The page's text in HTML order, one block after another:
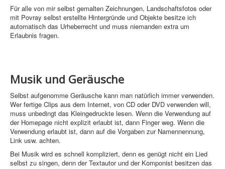
CMS
Grafik
Home
PovRay
PHP
Webdesign
Für alle von mir selbst gemalten Zeichnungen, Landschaftsfotos oder
mit Povray selbst erstellte Hintergründe und Objekte besitze ich
automatisch das Urheberrecht und muss niemanden extra um
Erlaubnis fragen.
Musik und Geräusche
Selbst aufgenomme Geräusche kann man natürlich immer verwenden.
Wer fertige Clips aus dem Internet, von CD oder DVD verwenden will,
muss unbedingt das Kleingedruckte lesen. Wenn die Verwendung auf
der Homepage nicht explizit erlaubt ist, dann Finger weg. Wenn die
Verwendung erlaubt ist, dann auf die Vorgaben zur Namennennung,
Link usw. achten.
Bei Musik wird es schnell kompliziert, denn es genügt nicht ein Lied
selbst zu singen, denn der Textautor und der Komponist besitzen das